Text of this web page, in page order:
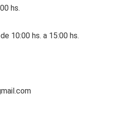
hs.
10:00 hs. a 15:00 hs.